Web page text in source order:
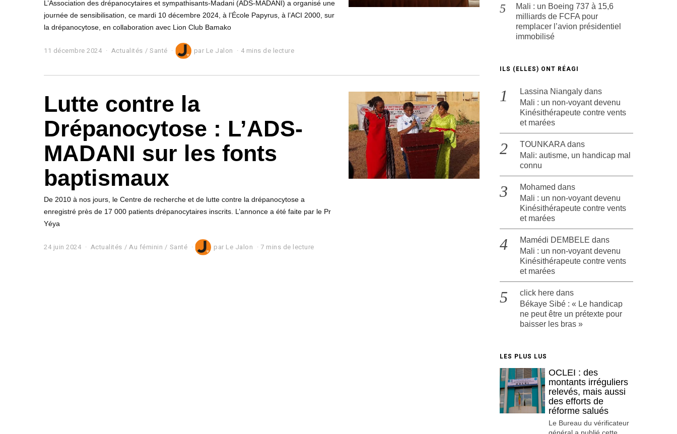
L’Association des drépanocytaires et sympathisants-Madani (ADS-MADANI) a organisé une
journée de sensibilisation, ce mardi 10 décembre 2024, à l’École Papyrus, à l’ACI 2000, sur
la drépanocytose, en collaboration avec Lion Club Bamako
11 décembre 2024
é
m
r
e
0
2
Actualités / Santé par Le Jalon 4 mins de lecture
Lutte contre la
Drépanocytose : L’ADS-
MADANI sur les fonts
baptismaux
De 2010 à nos jours, le Centre de recherche et de lutte contre la drépanocytose a
enregistré près de 17 000 patients drépanocytaires inscrits. L’annonce a été faite par le Pr
Yéya
24 juin 2024 Actualités / Au féminin / Santé par Le Jalon 7 mins de lecture
Mali : un Boeing 737 à 15,6
milliards de FCFA pour
remplacer l’avion présidentiel
immobilisé
ILS (ELLES) ONT RÉAGI
Lassina Niangaly dans
Mali : un non-voyant devenu
Kinésithérapeute contre vents
et marées
TOUNKARA dans
Mali: autisme, un handicap mal
connu
Mohamed dans
Mali : un non-voyant devenu
Kinésithérapeute contre vents
et marées
Mamédi DEMBELE dans
Mali : un non-voyant devenu
Kinésithérapeute contre vents
et marées
click here dans
Békaye Sibé : « Le handicap
ne peut être un prétexte pour
baisser les bras »
LES PLUS LUS
OCLEI : des
montants irréguliers
relevés, mais aussi
des efforts de
réforme salués
Le Bureau du vérificateur